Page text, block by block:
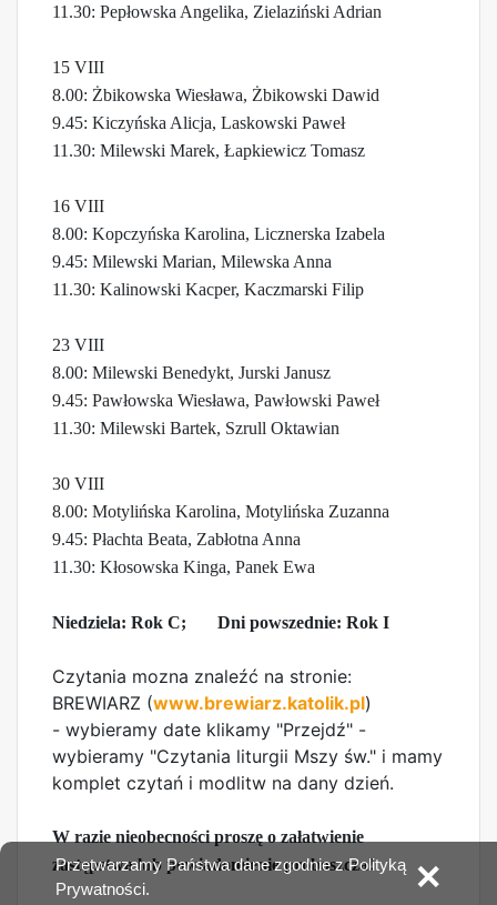
11.30: Pepłowska Angelika, Zielaziński Adrian
15 VIII
8.00: Żbikowska Wiesława, Żbikowski Dawid
9.45: Kiczyńska Alicja, Laskowski Paweł
11.30: Milewski Marek, Łapkiewicz Tomasz
16 VIII
8.00: Kopczyńska Karolina, Licznerska Izabela
9.45: Milewski Marian, Milewska Anna
11.30: Kalinowski Kacper, Kaczmarski Filip
23 VIII
8.00: Milewski Benedykt, Jurski Janusz
9.45: Pawłowska Wiesława, Pawłowski Paweł
11.30: Milewski Bartek, Szrull Oktawian
30 VIII
8.00: Motylińska Karolina, Motylińska Zuzanna
9.45: Płachta Beata, Zabłotna Anna
11.30: Kłosowska Kinga, Panek Ewa
Niedziela: Rok C; Dni powszednie: Rok I
Czytania mozna znaleźć na stronie:
BREWIARZ (www.brewiarz.katolik.pl)
- wybieramy date klikamy "Przejdź" -
wybieramy "Czytania liturgii Mszy św." i mamy
komplet czytań i modlitw na dany dzień.
W razie nieobecności proszę o załatwienie
zastępstwa lub powiadomienie proboszcza!
✕
Przetwarzamy Państwa dane zgodnie z Polityką
Prywatności.